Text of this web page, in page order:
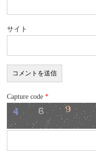
サイト
Capture code *